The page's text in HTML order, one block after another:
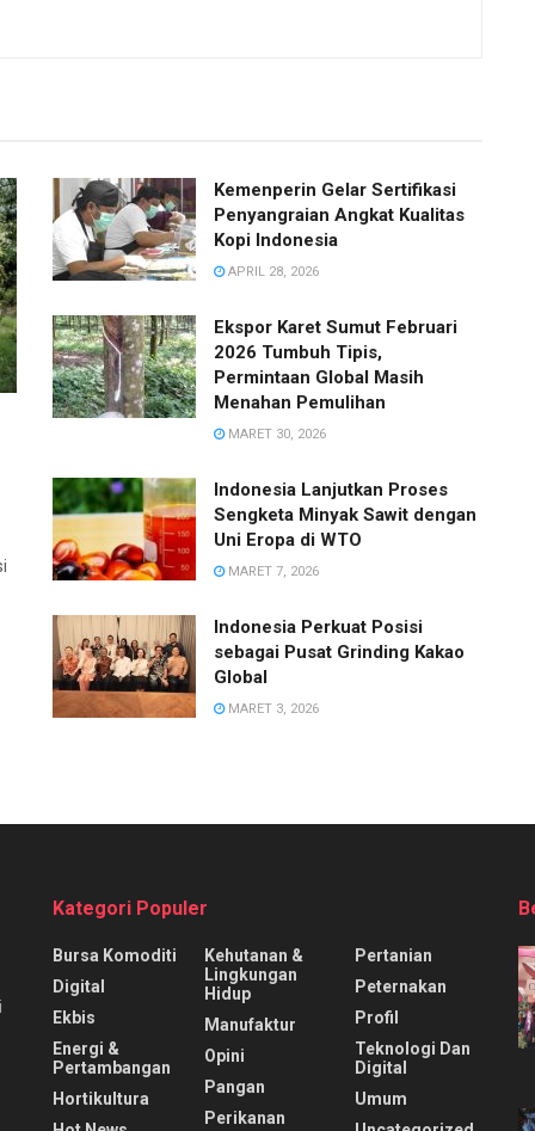
Kemenperin Gelar Sertifikasi
Penyangraian Angkat Kualitas
Kopi Indonesia
APRIL 28, 2026
Ekspor Karet Sumut Februari
2026 Tumbuh Tipis,
Permintaan Global Masih
Menahan Pemulihan
MARET 30, 2026
Indonesia Lanjutkan Proses
Sengketa Minyak Sawit dengan
Uni Eropa di WTO
MARET 7, 2026
Indonesia Perkuat Posisi
sebagai Pusat Grinding Kakao
Global
MARET 3, 2026
Kategori Populer
Bursa Komoditi
Digital
Ekbis
Energi &
Pertambangan
Hortikultura
Kehutanan &
Lingkungan
Hidup
Manufaktur
Opini
Pangan
Perikanan
Pertanian
Peternakan
Profil
Teknologi Dan
Digital
Umum